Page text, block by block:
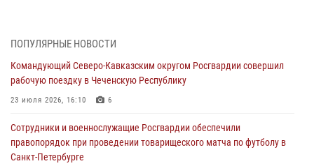
Росгвардейцы задержали мужчину, открывшего стрельбу в
Подмосковье (видео)
Росгвардейцы провели выставку вооружения для участников сбора
«Гвардеец» в Пензе (видео)
ПОПУЛЯРНЫЕ НОВОСТИ
Командующий Северо-Кавказским округом Росгвардии совершил
рабочую поездку в Чеченскую Республику
23 июля 2026, 16:10 6
Сотрудники и военнослужащие Росгвардии обеспечили
правопорядок при проведении товарищеского матча по футболу в
Санкт-Петербурге